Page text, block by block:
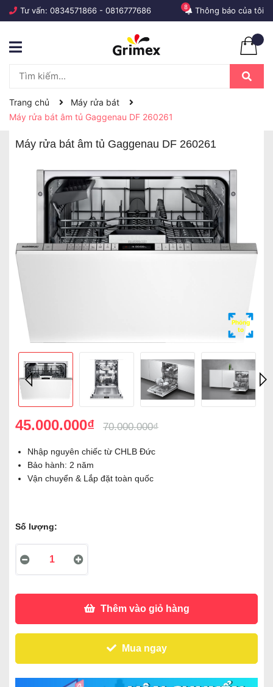
Tư vấn: 0834571866 - 0816777686 Thông báo của tôi
8
Trang chủ
Máy rửa bát
Máy rửa bát âm tủ Gaggenau DF 260261
Máy rửa bát âm tủ Gaggenau DF 260261
Phóng
to
45.000.000₫ 70.000.000₫
Nhập nguyên chiếc từ CHLB Đức
Bảo hành: 2 năm
Vận chuyển & Lắp đặt toàn quốc
Số lượng:
Thêm vào giỏ hàng
Mua ngay